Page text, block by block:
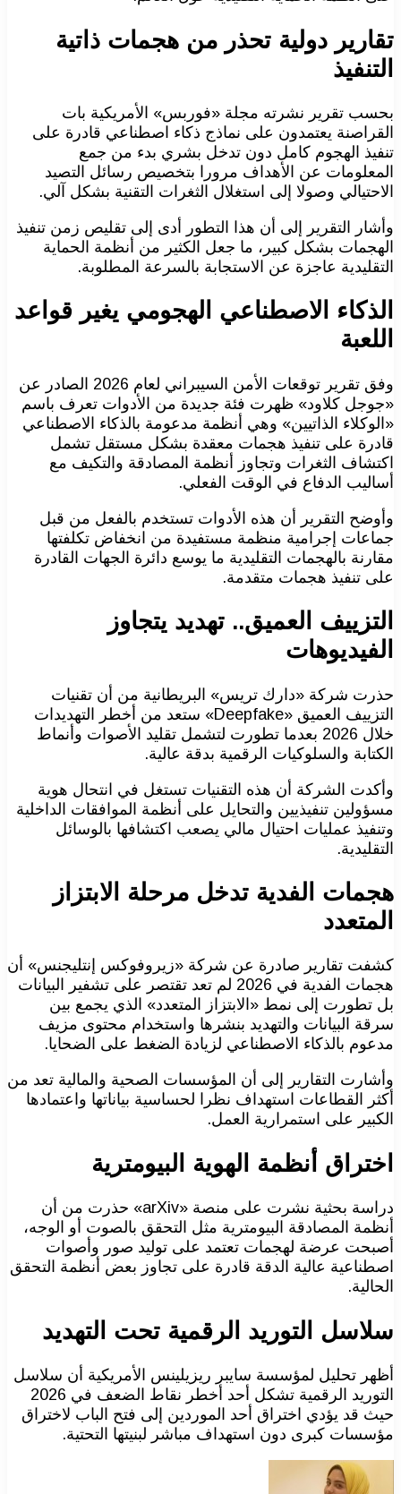
تقارير دولية تحذر من هجمات ذاتية
التنفيذ
بحسب تقرير نشرته مجلة «فوربس» الأمريكية بات
القراصنة يعتمدون على نماذج ذكاء اصطناعي قادرة على
تنفيذ الهجوم كامل دون تدخل بشري بدء من جمع
المعلومات عن الأهداف مرورا بتخصيص رسائل التصيد
الاحتيالي وصولا إلى استغلال الثغرات التقنية بشكل آلي.
وأشار التقرير إلى أن هذا التطور أدى إلى تقليص زمن تنفيذ
الهجمات بشكل كبير، ما جعل الكثير من أنظمة الحماية
التقليدية عاجزة عن الاستجابة بالسرعة المطلوبة.
الذكاء الاصطناعي الهجومي يغير قواعد
اللعبة
وفق تقرير توقعات الأمن السيبراني لعام 2026 الصادر عن
«جوجل كلاود» ظهرت فئة جديدة من الأدوات تعرف باسم
«الوكلاء الذاتيين» وهي أنظمة مدعومة بالذكاء الاصطناعي
قادرة على تنفيذ هجمات معقدة بشكل مستقل تشمل
اكتشاف الثغرات وتجاوز أنظمة المصادقة والتكيف مع
أساليب الدفاع في الوقت الفعلي.
وأوضح التقرير أن هذه الأدوات تستخدم بالفعل من قبل
جماعات إجرامية منظمة مستفيدة من انخفاض تكلفتها
مقارنة بالهجمات التقليدية ما يوسع دائرة الجهات القادرة
على تنفيذ هجمات متقدمة.
التزييف العميق.. تهديد يتجاوز
الفيديوهات
حذرت شركة «دارك تريس» البريطانية من أن تقنيات
التزييف العميق «Deepfake» ستعد من أخطر التهديدات
خلال 2026 بعدما تطورت لتشمل تقليد الأصوات وأنماط
الكتابة والسلوكيات الرقمية بدقة عالية.
وأكدت الشركة أن هذه التقنيات تستغل في انتحال هوية
مسؤولين تنفيذيين والتحايل على أنظمة الموافقات الداخلية
وتنفيذ عمليات احتيال مالي يصعب اكتشافها بالوسائل
التقليدية.
هجمات الفدية تدخل مرحلة الابتزاز
المتعدد
كشفت تقارير صادرة عن شركة «زيروفوكس إنتليجنس» أن
هجمات الفدية في 2026 لم تعد تقتصر على تشفير البيانات
بل تطورت إلى نمط «الابتزاز المتعدد» الذي يجمع بين
سرقة البيانات والتهديد بنشرها واستخدام محتوى مزيف
مدعوم بالذكاء الاصطناعي لزيادة الضغط على الضحايا.
وأشارت التقارير إلى أن المؤسسات الصحية والمالية تعد من
أكثر القطاعات استهداف نظرا لحساسية بياناتها واعتمادها
الكبير على استمرارية العمل.
اختراق أنظمة الهوية البيومترية
دراسة بحثية نشرت على منصة «arXiv» حذرت من أن
أنظمة المصادقة البيومترية مثل التحقق بالصوت أو الوجه،
أصبحت عرضة لهجمات تعتمد على توليد صور وأصوات
اصطناعية عالية الدقة قادرة على تجاوز بعض أنظمة التحقق
الحالية.
سلاسل التوريد الرقمية تحت التهديد
أظهر تحليل لمؤسسة سايبر ريزيلينس الأمريكية أن سلاسل
التوريد الرقمية تشكل أحد أخطر نقاط الضعف في 2026
حيث قد يؤدي اختراق أحد الموردين إلى فتح الباب لاختراق
مؤسسات كبرى دون استهداف مباشر لبنيتها التحتية.